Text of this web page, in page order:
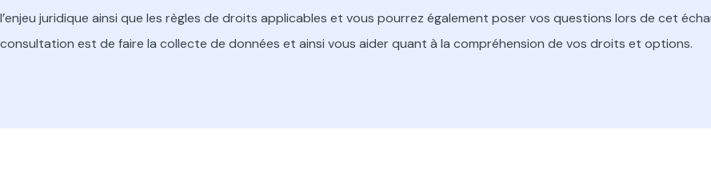
l’enjeu juridique ainsi que les règles de droits applicables et vous pourrez également poser vos questions lors de cet
consultation est de faire la collecte de données et ainsi vous aider quant à la compréhension de vos droits et options.